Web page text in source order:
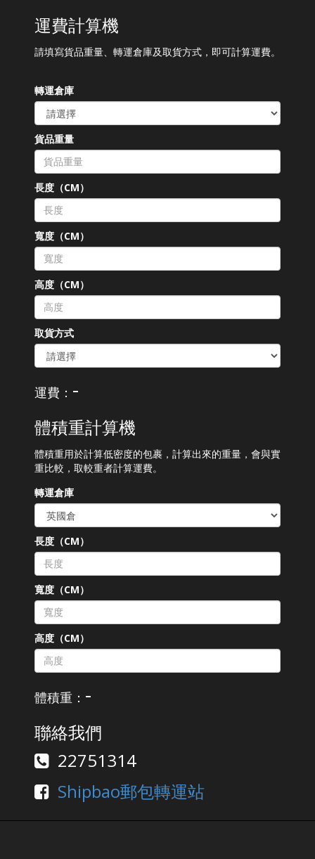
運費計算機
請填寫貨品重量、轉運倉庫及取貨方式，即可計算運費。
轉運倉庫
貨品重量
長度（CM）
寬度（CM）
高度（CM）
取貨方式
運費： -
體積重計算機
體積重用於計算低密度的包裹，計算出來的重量，會與實
重比較，取較重者計算運費。
轉運倉庫
長度（CM）
寬度（CM）
高度（CM）
體積重： -
聯絡我們
22751314
Shipbao郵包轉運站